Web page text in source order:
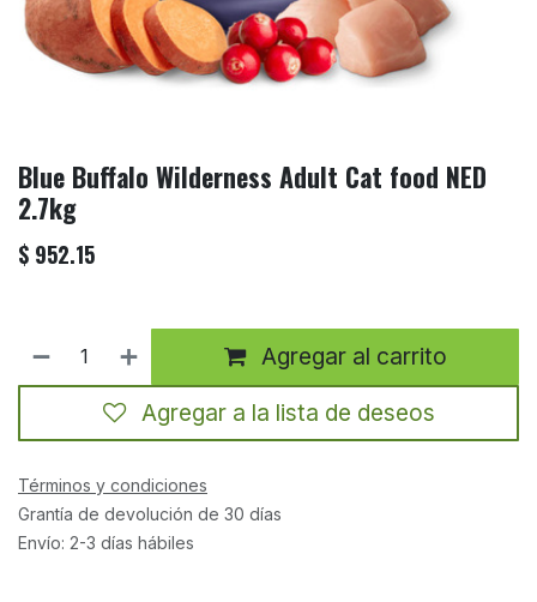
Blue Buffalo Wilderness Adult Cat food NED
2.7kg
$ 952.15
Agregar al carrito
Agregar a la lista de deseos
Términos y condiciones
Grantía de devolución de 30 días
Envío: 2-3 días hábiles